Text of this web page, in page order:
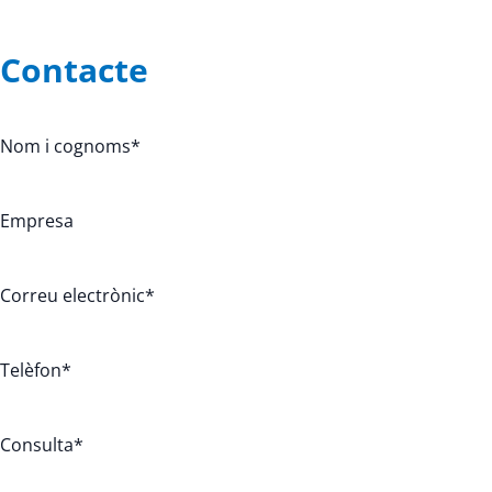
Contacte
Nom i cognoms*
Empresa
Correu electrònic*
Telèfon*
Consulta*